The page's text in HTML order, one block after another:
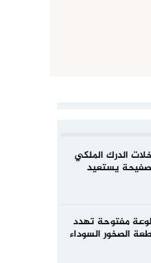
الدرك الملكي
يستعيد
مفتوحة تهدد
الصخور السوداء